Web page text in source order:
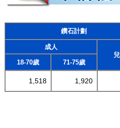
鑽石計劃
成人
18-70歲
71-75歲
1,518 1,920